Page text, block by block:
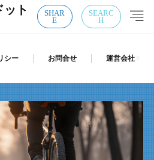
ト
SHAR
E
SEARC
H
シー お問合せ 運営会社